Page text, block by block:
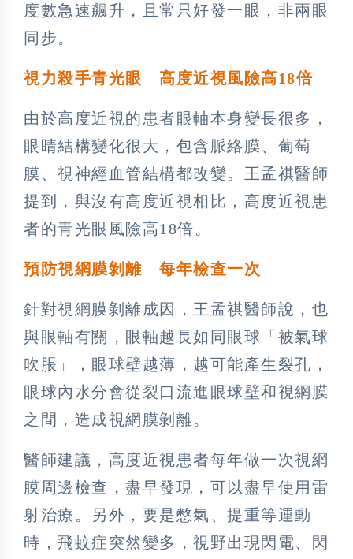
度數急速飆升，且常只好發一眼，非兩眼
同步。
視力殺手青光眼 高度近視風險高18倍
由於高度近視的患者眼軸本身變長很多，
眼睛結構變化很大，包含脈絡膜、葡萄
膜、視神經血管結構都改變。王孟祺醫師
提到，與沒有高度近視相比，高度近視患
者的青光眼風險高18倍。
預防視網膜剝離 每年檢查一次
針對視網膜剝離成因，王孟祺醫師說，也
與眼軸有關，眼軸越長如同眼球「被氣球
吹脹」，眼球壁越薄，越可能產生裂孔，
眼球內水分會從裂口流進眼球壁和視網膜
之間，造成視網膜剝離。
醫師建議，高度近視患者每年做一次視網
膜周邊檢查，盡早發現，可以盡早使用雷
射治療。另外，要是憋氣、提重等運動
時，飛蚊症突然變多，視野出現閃電、閃